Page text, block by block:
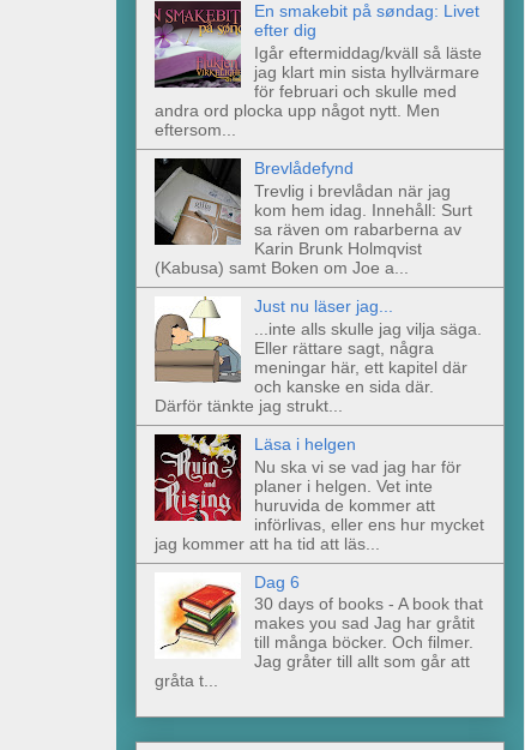
En smakebit på søndag: Livet
efter dig
Igår eftermiddag/kväll så läste
jag klart min sista hyllvärmare
för februari och skulle med
andra ord plocka upp något nytt. Men
eftersom...
Brevlådefynd
Trevlig i brevlådan när jag
kom hem idag. Innehåll: Surt
sa räven om rabarberna av
Karin Brunk Holmqvist
(Kabusa) samt Boken om Joe a...
Just nu läser jag...
...inte alls skulle jag vilja säga.
Eller rättare sagt, några
meningar här, ett kapitel där
och kanske en sida där.
Därför tänkte jag strukt...
Läsa i helgen
Nu ska vi se vad jag har för
planer i helgen. Vet inte
huruvida de kommer att
införlivas, eller ens hur mycket
jag kommer att ha tid att läs...
Dag 6
30 days of books - A book that
makes you sad Jag har gråtit
till många böcker. Och filmer.
Jag gråter till allt som går att
gråta t...